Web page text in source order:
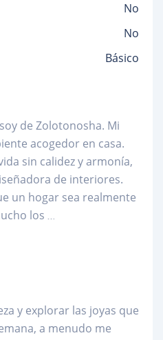
No
No
Básico
de Zolotonosha. Mi
acogedor en casa.
sin calidez y armonía,
de interiores.
un hogar sea realmente
los ...
y explorar las joyas que
a menudo me